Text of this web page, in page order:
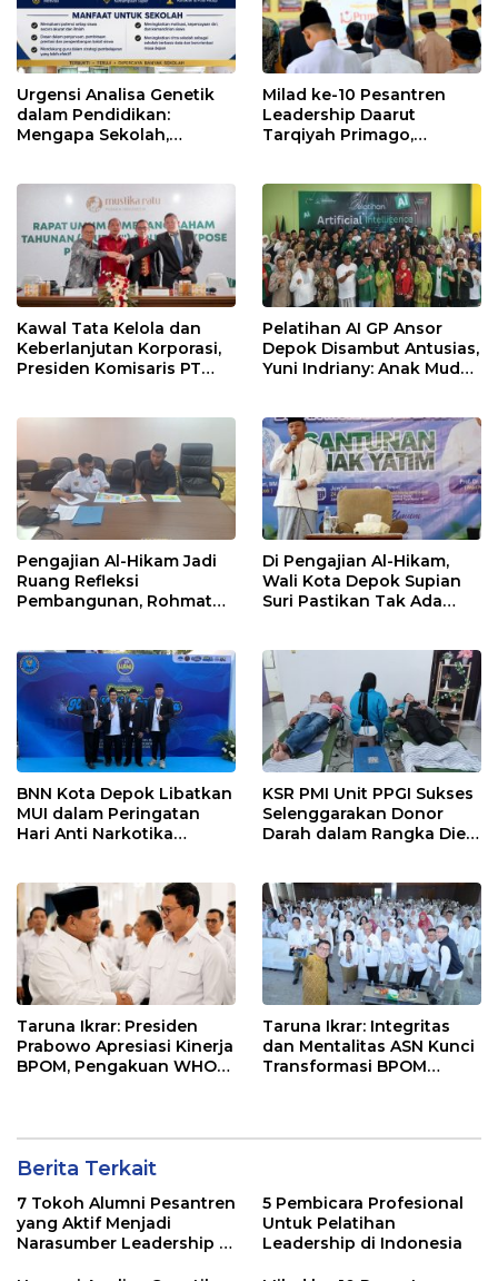
Urgensi Analisa Genetik
dalam Pendidikan:
Mengapa Sekolah,
Menggunakan
PRIMAGEN.id
Milad ke-10 Pesantren
Leadership Daarut
Tarqiyah Primago,
Manfaat Tanpa Batas
Kawal Tata Kelola dan
Keberlanjutan Korporasi,
Presiden Komisaris PT
Pelatihan AI GP Ansor
Depok Disambut Antusias,
Yuni Indriany: Anak Muda
Pengajian Al-Hikam Jadi
Ruang Refleksi
Pembangunan, Rohmat
Di Pengajian Al-Hikam,
Wali Kota Depok Supian
Suri Pastikan Tak Ada
BNN Kota Depok Libatkan
MUI dalam Peringatan
Hari Anti Narkotika
Pencegahan Dimulai dari
Keluarga
KSR PMI Unit PPGI Sukses
Selenggarakan Donor
Darah dalam Rangka Dies
Taruna Ikrar: Presiden
Prabowo Apresiasi Kinerja
BPOM, Pengakuan WHO
Taruna Ikrar: Integritas
dan Mentalitas ASN Kunci
Transformasi BPOM
Berita Terkait
7 Tokoh Alumni Pesantren
yang Aktif Menjadi
Narasumber Leadership di
5 Pembicara Profesional
Untuk Pelatihan
Leadership di Indonesia